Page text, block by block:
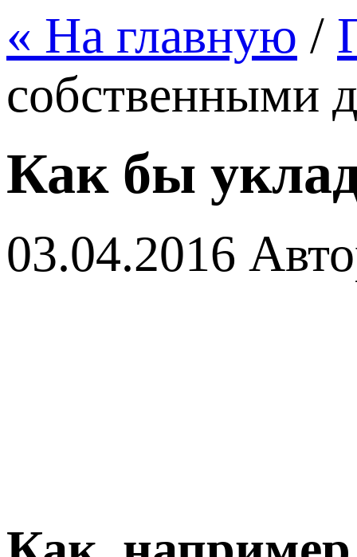
« На главную /
собственными
Как бы
03.04.2016